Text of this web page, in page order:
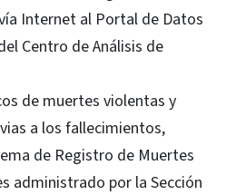
Internet al Portal de Datos
Centro de Análisis de
de muertes violentas y
a los fallecimientos,
de Registro de Muertes
administrado por la Sección